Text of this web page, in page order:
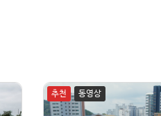
추천 동영상